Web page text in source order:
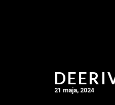
21 maja, 2024